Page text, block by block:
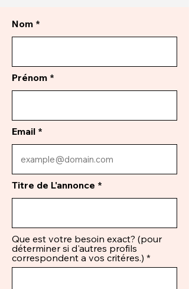
Nom
Prénom
Email
Titre de L'annonce
Que est votre besoin exact? (pour
déterminer si d'autres profils
correspondent a vos critéres.)